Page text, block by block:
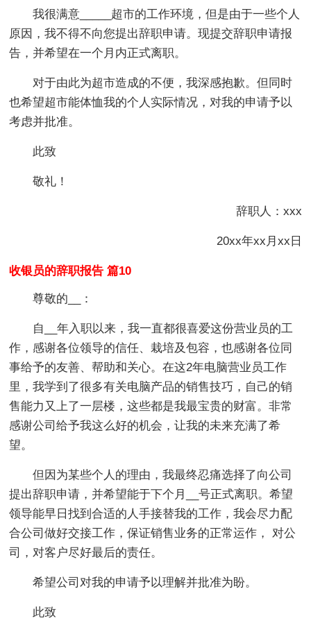
我很满意_____超市的工作环境，但是由于一些个人
原因，我不得不向您提出辞职申请。现提交辞职申请报
告，并希望在一个月内正式离职。
对于由此为超市造成的不便，我深感抱歉。但同时
也希望超市能体恤我的个人实际情况，对我的申请予以
考虑并批准。
此致
敬礼！
辞职人：xxx
20xx年xx月xx日
收银员的辞职报告 篇10
尊敬的__：
自__年入职以来，我一直都很喜爱这份营业员的工
作，感谢各位领导的信任、栽培及包容，也感谢各位同
事给予的友善、帮助和关心。在这2年电脑营业员工作
里，我学到了很多有关电脑产品的销售技巧，自己的销
售能力又上了一层楼，这些都是我最宝贵的财富。非常
感谢公司给予我这么好的机会，让我的未来充满了希
望。
但因为某些个人的理由，我最终忍痛选择了向公司
提出辞职申请，并希望能于下个月__号正式离职。希望
领导能早日找到合适的人手接替我的工作，我会尽力配
合公司做好交接工作，保证销售业务的正常运作， 对公
司，对客户尽好最后的责任。
希望公司对我的申请予以理解并批准为盼。
此致